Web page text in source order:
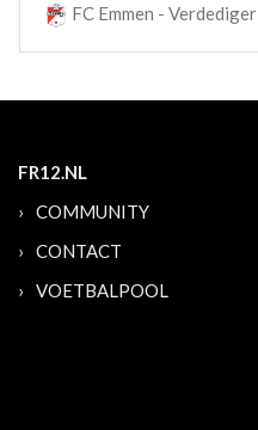
FC Emmen -
FR12.NL
COMMUNITY
CONTACT
VOETBALPOOL